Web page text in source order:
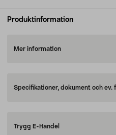
Produktinformation
Mer information
Specifikationer, dokument och ev.
Trygg E-Handel